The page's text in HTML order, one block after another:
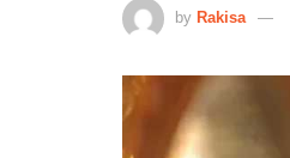
by Rakisa